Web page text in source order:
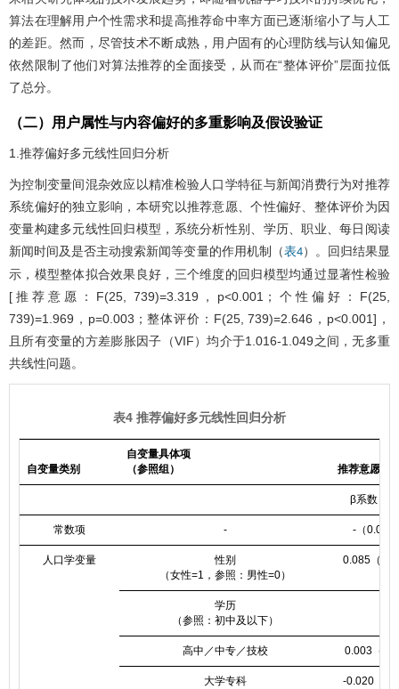
算法在理解用户个性需求和提高推荐命中率方面已逐渐缩小了与人工
的差距。然而，尽管技术不断成熟，用户固有的心理防线与认知偏见
依然限制了他们对算法推荐的全面接受，从而在“整体评价”层面拉低
了总分。
（二）用户属性与内容偏好的多重影响及假设验证
1.推荐偏好多元线性回归分析
为控制变量间混杂效应以精准检验人口学特征与新闻消费行为对推荐
系统偏好的独立影响，本研究以推荐意愿、个性偏好、整体评价为因
变量构建多元线性回归模型，系统分析性别、学历、职业、每日阅读
新闻时间及是否主动搜索新闻等变量的作用机制（表4）。回归结果显
示，模型整体拟合效果良好，三个维度的回归模型均通过显著性检验
[推荐意愿：F(25, 739)=3.319，p<0.001；个性偏好：F(25,
739)=1.969，p=0.003；整体评价：F(25, 739)=2.646，p<0.001]，
且所有变量的方差膨胀因子（VIF）均介于1.016-1.049之间，无多重
共线性问题。
表4 推荐偏好多元线性回归分析
自变量类别
自变量具体项
（参照组）
推荐意愿
β系数（p
常数项 - -（
人口学变量
性别
（女性=1，参照：男性=0）
0.085（
学历
（参照：初中及以下）
高中／中专／技校 0.003（
大学专科 -0.020（